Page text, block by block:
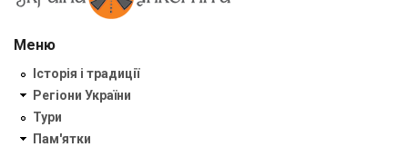
Меню
Історія і традиції
Регіони України
Тури
Пам'ятки